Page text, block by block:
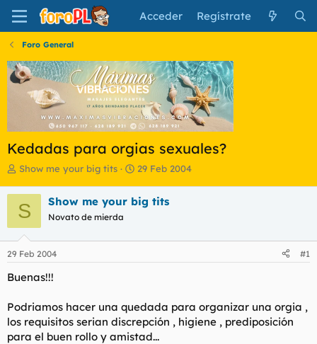
Acceder Regístrate
Foro General
Kedadas para orgias sexuales?
I
i
c
i
a
d
o
d
l
t
e
Show me your big tits
F
h
e
i
o
29 Feb 2004
S Show me your big tits
Novato de mierda
29 Feb 2004 #1
Buenas!!!
Podriamos hacer una quedada para organizar una orgia ,
los requisitos serian discrepción , higiene , prediposición
para el buen rollo y amistad...